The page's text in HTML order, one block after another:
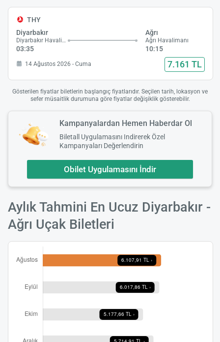
THY
Diyarbakır
Diyarbakır Havalimanı
03:35
Ağrı
Ağrı Havalimanı
10:15
14 Ağustos 2026 - Cuma 7.161 TL
Gösterilen fiyatlar biletlerin başlangıç fiyatlarıdır. Seçilen tarih, lokasyon ve
sefer müsaitlik durumuna göre fiyatlar değişiklik gösterebilir.
Kampanyalardan Hemen Haberdar Ol
Biletall Uygulamasını Indirerek Özel
Kampanyaları Değerlendirin
Obilet Uygulamasını İndir
Aylık Tahmini En Ucuz Diyarbakır -
Ağrı Uçak Biletleri